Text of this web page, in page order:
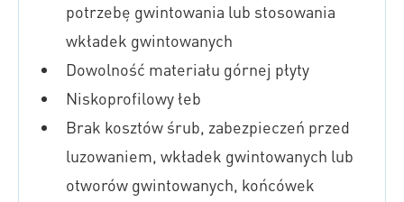
potrzebę gwintowania lub stosowania
wkładek gwintowanych
Dowolność materiału górnej płyty
Niskoprofilowy łeb
Brak kosztów śrub, zabezpieczeń przed
luzowaniem, wkładek gwintowanych lub
otworów gwintowanych, końcówek